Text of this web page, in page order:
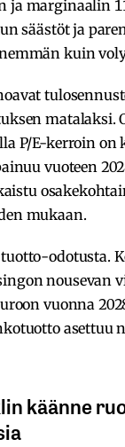
ja marginaalin
säästöt ja
kuin
matalaksi.
P/E-kerroin on
vuoteen
mukaan.
odotusta.
nousevan
vuonna
asettuu
käänne